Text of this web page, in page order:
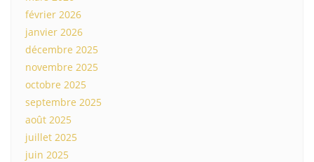
février 2026
janvier 2026
décembre 2025
novembre 2025
octobre 2025
septembre 2025
août 2025
juillet 2025
juin 2025